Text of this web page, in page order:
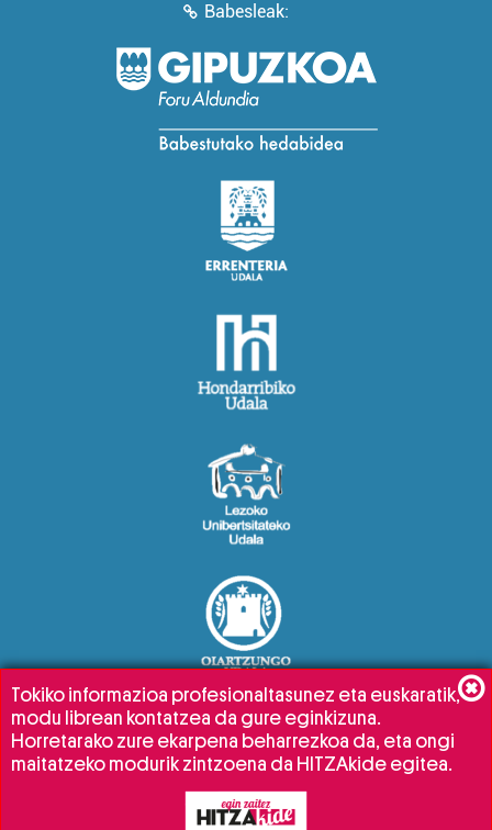
Babesleak:
Tokiko informazioa profesionaltasunez eta euskaratik,
modu librean kontatzea da gure eginkizuna.
Horretarako zure ekarpena beharrezkoa da, eta ongi
maitatzeko modurik zintzoena da HITZAkide egitea.